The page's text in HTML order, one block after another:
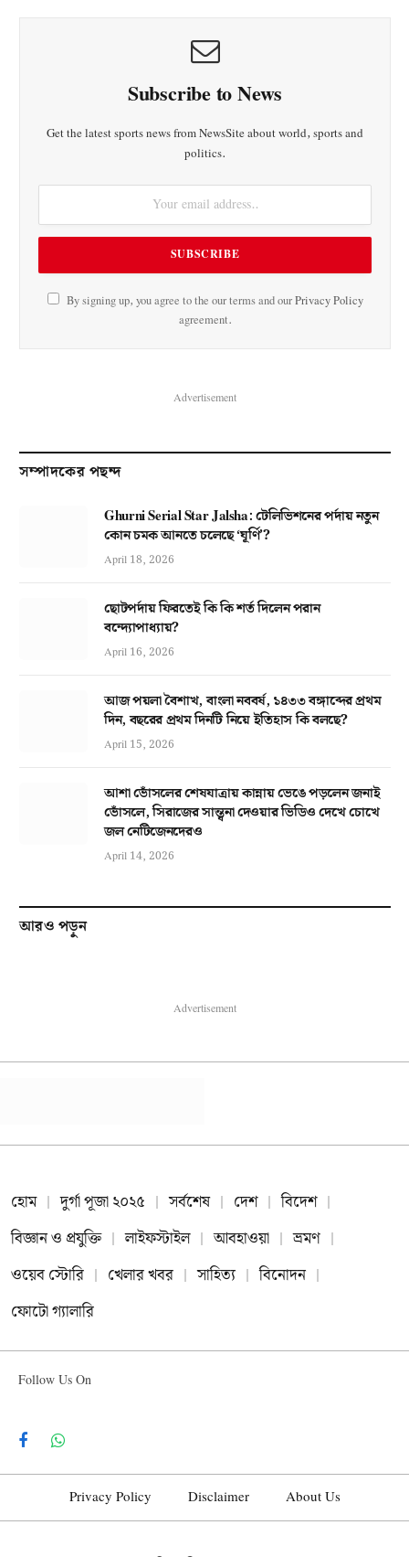
Subscribe to News
Get the latest sports news from NewsSite about world, sports and
politics.
By signing up, you agree to the our terms and ourPrivacy Policy
agreement.
Advertisement
সম্পাদকের পছন্দ
Ghurni Serial Star Jalsha: টেলিভিশনের পর্দায় নতুন
কোন চমক আনতে চলেছে ‘ঘূর্ণি’?
April 18, 2026
ছোটপর্দায় ফিরতেই কি কি শর্ত দিলেন পরান
বন্দ্যোপাধ্যায়?
April 16, 2026
আজ পয়লা বৈশাখ, বাংলা নববর্ষ, ১৪৩৩ বঙ্গাব্দের প্রথম
দিন, বছরের প্রথম দিনটি নিয়ে ইতিহাস কি বলছে?
April 15, 2026
আশা ভোঁসলের শেষযাত্রায় কান্নায় ভেঙে পড়লেন জনাই
ভোঁসলে, সিরাজের সান্ত্বনা দেওয়ার ভিডিও দেখে চোখে
জল নেটিজেনদেরও
April 14, 2026
আরও পড়ুন
Advertisement
হোম দুর্গা পূজা ২০২৫ সর্বশেষ দেশ
বিদেশ
বিজ্ঞান ও প্রযুক্তি
লাইফস্টাইল আবহাওয়া
ভ্রমণ
ওয়েব স্টোরি
খেলার খবর সাহিত্য
বিনোদন
ফোটো গ্যালারি
Follow Us On
FacebookWhatsApp
Privacy Policy Disclaimer About Us